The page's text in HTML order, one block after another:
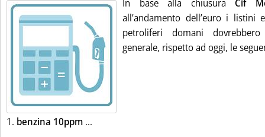
In base alla chiusura Cif
all’andamento dell’euro i listini
petroliferi domani
generale, rispetto ad oggi, le
1. benzina 10ppm ...